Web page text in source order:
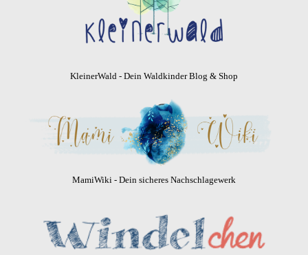
KleinerWald - Dein Waldkinder Blog & Shop
MamiWiki - Dein sicheres Nachschlagewerk